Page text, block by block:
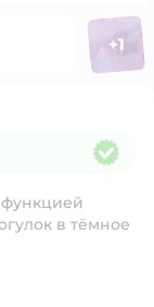
Фото
+1
в тёмное